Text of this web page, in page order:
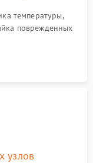
температуры,
поврежденных
и контактов.
узлов